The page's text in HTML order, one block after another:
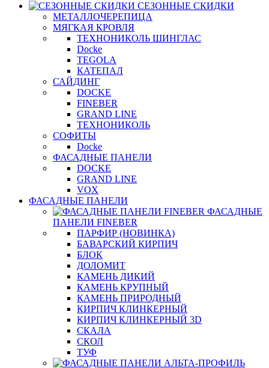
СЕЗОННЫЕ СКИДКИ
МЕТАЛЛОЧЕРЕПИЦА
МЯГКАЯ КРОВЛЯ
ТЕХНОНИКОЛЬ ШИНГЛАС
Docke
TEGOLA
КАТЕПАЛ
САЙДИНГ
DOCKE
FINEBER
GRAND LINE
ТЕХНОНИКОЛЬ
СОФИТЫ
Docke
ФАСАДНЫЕ ПАНЕЛИ
DOCKE
GRAND LINE
VOX
ФАСАДНЫЕ ПАНЕЛИ
ФАСАДНЫЕ
ПАНЕЛИ FINEBER
ПАРФИР (НОВИНКА)
БАВАРСКИЙ КИРПИЧ
БЛОК
ДОЛОМИТ
КАМЕНЬ ДИКИЙ
КАМЕНЬ КРУПНЫЙ
КАМЕНЬ ПРИРОДНЫЙ
КИРПИЧ КЛИНКЕРНЫЙ
КИРПИЧ КЛИНКЕРНЫЙ 3D
СКАЛА
СКОЛ
ТУФ